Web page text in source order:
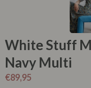
White Stuff
Navy Multi
€89,95